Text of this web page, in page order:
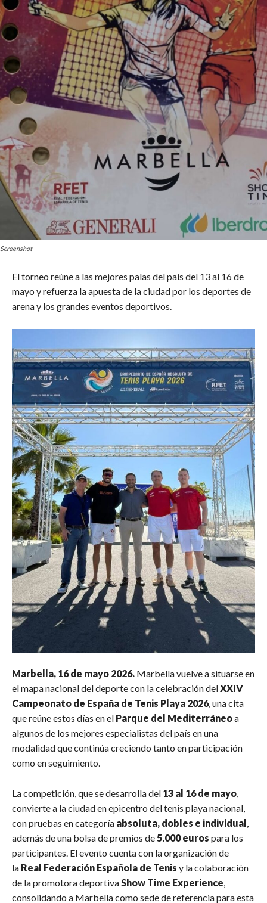
Screenshot
El torneo reúne a las mejores palas del país del 13 al 16 de
mayo y refuerza la apuesta de la ciudad por los deportes de
arena y los grandes eventos deportivos.
Marbella, 16 de mayo 2026. Marbella vuelve a situarse en
el mapa nacional del deporte con la celebración delXXIV
Campeonato de España de Tenis Playa 2026, una cita
que reúne estos días en el Parque del Mediterráneoa
algunos de los mejores especialistas del país en una
modalidad que continúa creciendo tanto en participación
como en seguimiento.
La competición, que se desarrolla del 13 al 16 de mayo,
convierte a la ciudad en epicentro del tenis playa nacional,
con pruebas en categoría absoluta, dobles e individual,
además de una bolsa de premios de5.000 euros para los
participantes. El evento cuenta con la organización de
la Real Federación Española de Tenis y la colaboración
de la promotora deportivaShow Time Experience,
consolidando a Marbella como sede de referencia para esta